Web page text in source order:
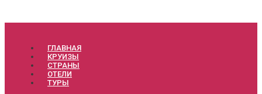
ГЛАВНАЯ
КРУИЗЫ
СТРАНЫ
ОТЕЛИ
ТУРЫ